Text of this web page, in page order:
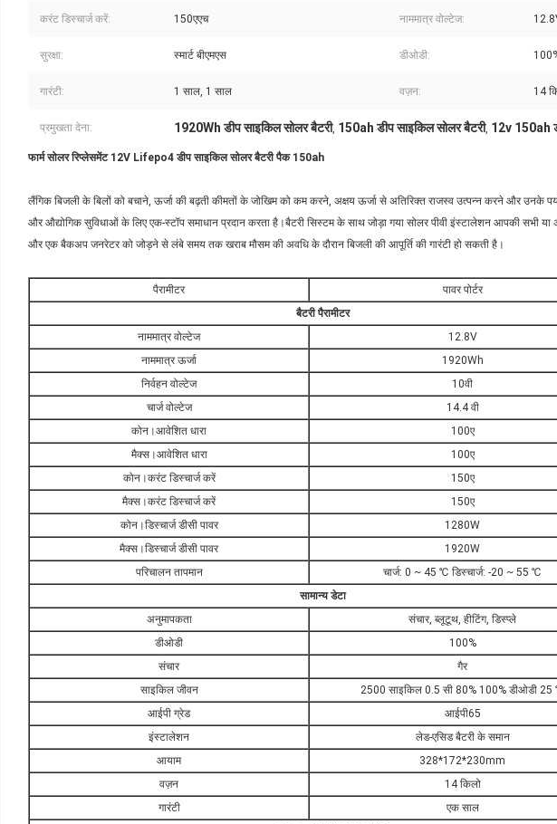
करंट डिस्चार्ज करें: 150एएच नाममात्र वोल्टेज:
सुरक्षा: स्मार्ट बीएमएस डीओडी:
गारंटी: 1 साल, 1 साल वज़न: 14
प्रमुखता देना: 1920Wh डीप साइकिल सोलर बैटरी, 150ah डीप साइकिल सोलर बैटरी, 12v 150ah
फार्म सोलर रिप्लेसमेंट 12V Lifepo4 डीप साइकिल सोलर बैटरी पैक 150ah
लैंगिक बिजली के बिलों को बचाने, ऊर्जा की बढ़ती कीमतों के जोखिम को कम करने, अक्षय ऊर्जा से अतिरिक्त राजस्व उत्पन्न करने और उनके
और औद्योगिक सुविधाओं के लिए एक-स्टॉप समाधान प्रदान करता है।बैटरी सिस्टम के साथ जोड़ा गया सोलर पीवी इंस्टालेशन आपकी सभी
और एक बैकअप जनरेटर को जोड़ने से लंबे समय तक खराब मौसम की अवधि के दौरान बिजली की आपूर्ति की गारंटी हो सकती है।
पैरामीटर
पावर पोर्टर
बैटरी पैरामीटर
नाममात्र वोल्टेज
12.8V
नाममात्र ऊर्जा
1920Wh
निर्वहन वोल्टेज
10वी
चार्ज वोल्टेज
14.4 वी
कोन।आवेशित धारा
100ए
मैक्स।आवेशित धारा
100ए
कोन।करंट डिस्चार्ज करें
150ए
मैक्स।करंट डिस्चार्ज करें
150ए
कोन।डिस्चार्ज डीसी पावर
1280W
मैक्स।डिस्चार्ज डीसी पावर
1920W
परिचालन तापमान
चार्ज: 0 ~ 45 ℃ डिस्चार्ज: -20 ~ 55 ℃
सामान्य डेटा
अनुमापकता
संचार, ब्लूटूथ, हीटिंग, डिस्प्ले
डीओडी
100%
संचार
गैर
साइकिल जीवन
2500 साइकिल 0.5 सी 80% 100% डीओडी
आईपी ​​ग्रेड
आईपी65
इंस्टालेशन
लेड-एसिड बैटरी के समान
आयाम
328*172*230mm
वज़न
14 किलो
गारंटी
एक साल